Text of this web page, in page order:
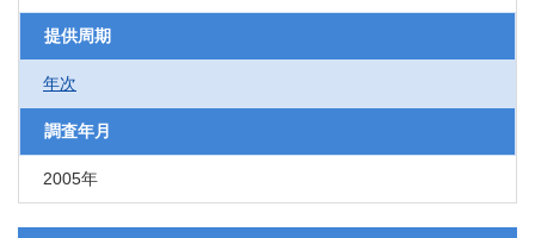
提供周期
年次
調査年月
2005年